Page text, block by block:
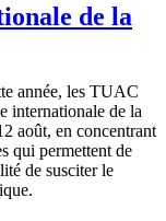
de la
année, les TUAC
internationale de la
août, en concentrant
qui permettent de
de susciter le